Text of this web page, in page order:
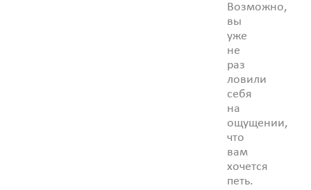
Возможно,
вы
уже
не
раз
ловили
себя
на
ощущении,
что
вам
хочется
петь.